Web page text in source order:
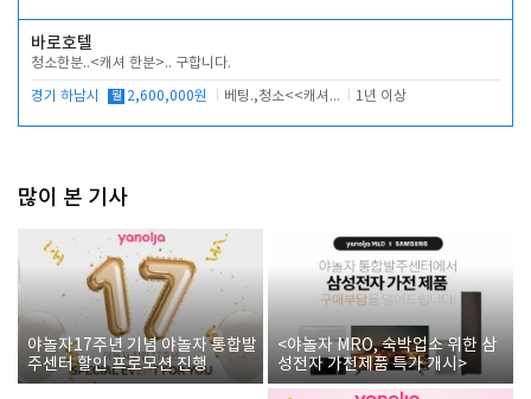
바로호텔
청소한분..<캐셔 한분>.. 구합니다.
경기 하남시 월 2,600,000원 베팅.,청소<<캐셔 모셔봅니다. 1년 이상
많이 본 기사
야놀자17주년 기념 야놀자 통합발
주센터 할인 프로모션 진행
<야놀자 MRO, 숙박업소 위한 삼
성전자 가전제품 특가 개시>